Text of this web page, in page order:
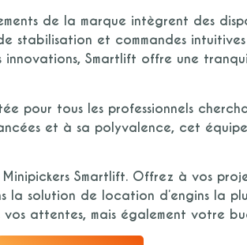
de la marque intègrent des
stabilisation et commandes
innovations, Smartlift offre une
pour tous les professionnels
et à sa polyvalence, cet
Minipickers Smartlift. Offrez à vos
la solution de location d’engins la
attentes, mais également votre